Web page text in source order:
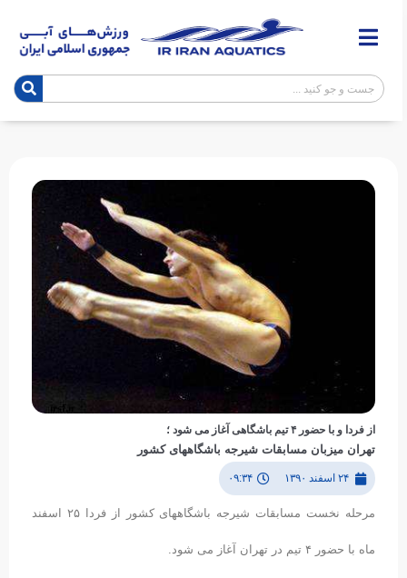
از فردا و با حضور ۴ تیم باشگاهی آغاز می شود ؛
تهران میزبان مسابقات شیرجه باشگاههای کشور
۲۴ اسفند ۱۳۹۰ ۰۹:۳۴
مرحله نخست مسابقات شیرجه باشگاههای کشور از فردا ٢۵ اسفند
ماه با حضور ۴ تیم در تهران آغاز می شود.